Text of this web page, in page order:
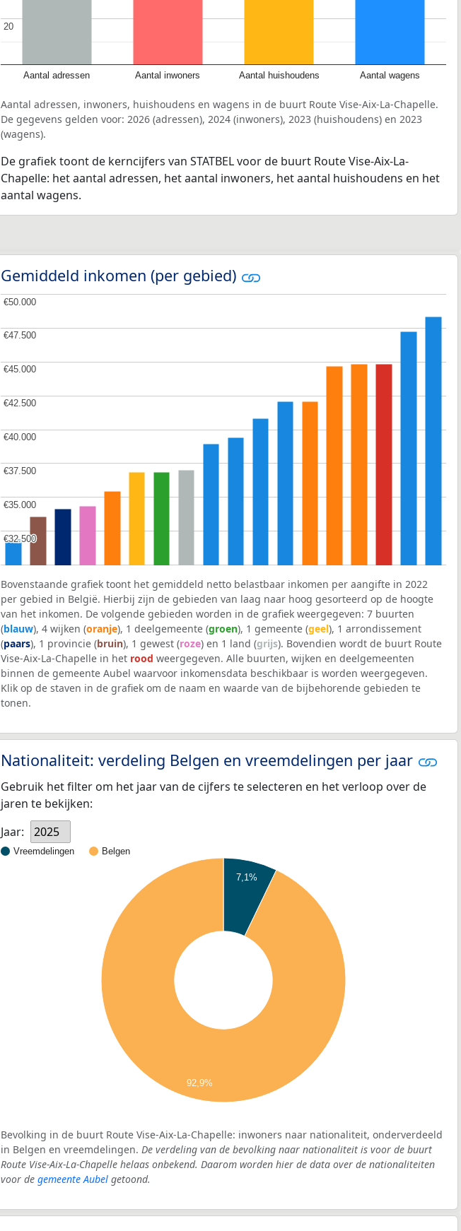
Aantal adressen Aantal inwoners Aantal huishoudens Aantal wagens
20
20
Aantal adressen, inwoners, huishoudens en wagens in de buurt Route Vise-Aix-La-Chapelle.
De gegevens gelden voor: 2026 (adressen), 2024 (inwoners), 2023 (huishoudens) en 2023
(wagens).
De grafiek toont de kerncijfers van STATBEL voor de buurt Route Vise-Aix-La-
Chapelle: het aantal adressen, het aantal inwoners, het aantal huishoudens en het
aantal wagens.
Gemiddeld inkomen (per gebied)
€32.500
€32.500
€35.000
€35.000
€37.500
€37.500
€40.000
€40.000
€42.500
€42.500
€45.000
€45.000
€47.500
€47.500
€50.000
€50.000
Bovenstaande grafiek toont het gemiddeld netto belastbaar inkomen per aangifte in 2022
per gebied in België. Hierbij zijn de gebieden van laag naar hoog gesorteerd op de hoogte
van het inkomen. De volgende gebieden worden in de grafiek weergegeven: 7 buurten
(blauw), 4 wijken (oranje), 1 deelgemeente (groen), 1 gemeente (geel), 1 arrondissement
(paars), 1 provincie (bruin), 1 gewest (roze) en 1 land (grijs). Bovendien wordt de buurt Route
Vise-Aix-La-Chapelle in het rood weergegeven. Alle buurten, wijken en deelgemeenten
binnen de gemeente Aubel waarvoor inkomensdata beschikbaar is worden weergegeven.
Klik op de staven in de grafiek om de naam en waarde van de bijbehorende gebieden te
tonen.
Nationaliteit: verdeling Belgen en vreemdelingen per jaar
Gebruik het filter om het jaar van de cijfers te selecteren en het verloop over de
jaren te bekijken:
Jaar:
2025
Vreemdelingen Belgen
7,1%
92,9%
Bevolking in de buurt Route Vise-Aix-La-Chapelle: inwoners naar nationaliteit, onderverdeeld
in Belgen en vreemdelingen. De verdeling van de bevolking naar nationaliteit is voor de buurt
Route Vise-Aix-La-Chapelle helaas onbekend. Daarom worden hier de data over de nationaliteiten
voor de gemeente Aubel getoond.